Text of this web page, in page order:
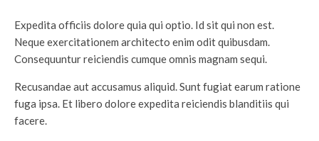
Expedita officiis dolore quia qui optio. Id sit qui non est.
Neque exercitationem architecto enim odit quibusdam.
Consequuntur reiciendis cumque omnis magnam sequi.
Recusandae aut accusamus aliquid. Sunt fugiat earum ratione
fuga ipsa. Et libero dolore expedita reiciendis blanditiis qui
facere.